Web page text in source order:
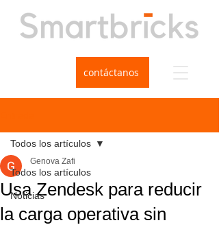
contáctanos
Todos los artículos
Noticias
Todos los artículos
Usa Zendesk para reducir
la carga operativa sin
Genova Zafi